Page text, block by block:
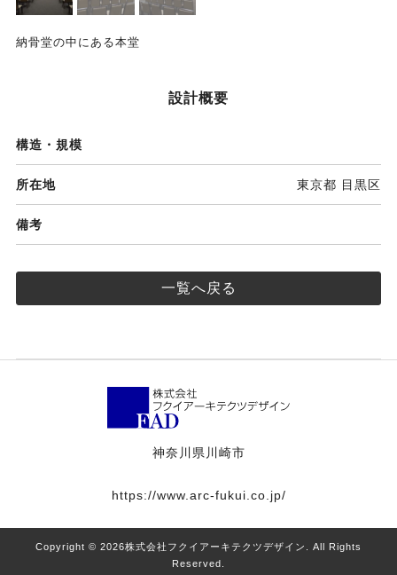
納骨堂の中にある本堂
設計概要
構造・規模
所在地 東京都 目黒区
備考
一覧へ戻る
神奈川県川崎市
https://www.arc-fukui.co.jp/
Copyright © 2026株式会社フクイアーキテクツデザイン. All Rights
Reserved.